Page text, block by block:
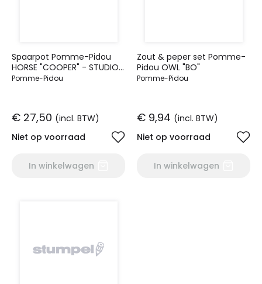
Spaarpot Pomme-Pidou
HORSE "COOPER" - STUDIO
DESIG
Pomme-Pidou
€ 27,50 (incl. BTW)
Niet op voorraad
In winkelwagen
Zout & peper set Pomme-
Pidou OWL "BO"
Pomme-Pidou
€ 9,94 (incl. BTW)
Niet op voorraad
In winkelwagen